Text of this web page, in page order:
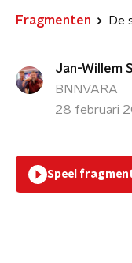
Fragmenten
Jan-Willem
BNNVARA
28 februari
Speel